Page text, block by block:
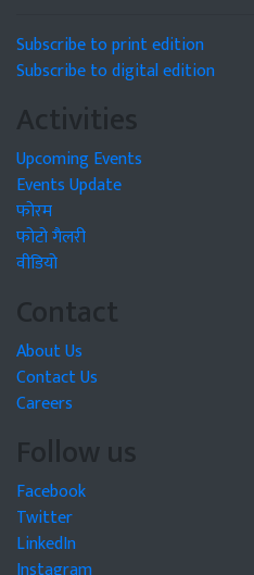
Subscribe to print edition
Subscribe to digital edition
Activities
Upcoming Events
Events Update
फोरम
फोटो गैलरी
वीडियो
Contact
About Us
Contact Us
Careers
Follow us
Facebook
Twitter
LinkedIn